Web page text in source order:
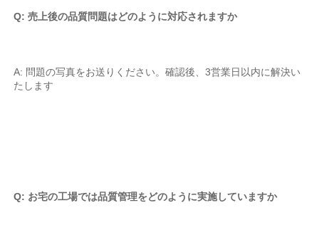
Q: 売上後の品質問題はどのように対応されますか
A: 問題の写真をお送りください。確認後、3営業日以内に解決い
たします
Q: お宅の工場では品質管理をどのように実施していますか